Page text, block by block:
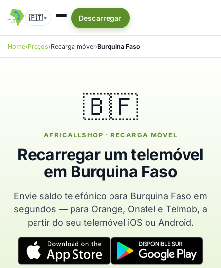
🇵🇹▾ Descarregar
Home Preços Recarga móvel Burquina Faso
🇧🇫
AFRICALLSHOP · RECARGA MÓVEL
Recarregar um telemóvel
em Burquina Faso
Envie saldo telefónico para Burquina Faso em
segundos — para Orange, Onatel e Telmob, a
partir do seu telemóvel iOS ou Android.